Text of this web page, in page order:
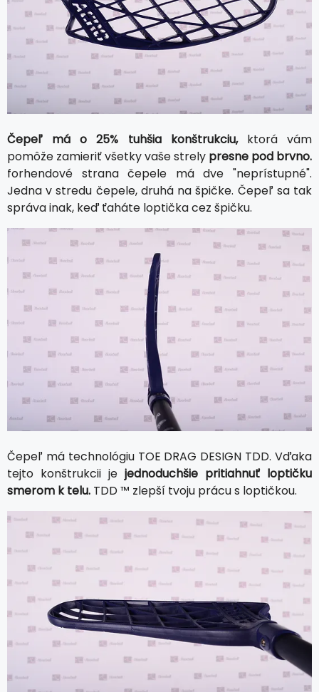
Čepeľ má o 25% tuhšia konštrukciu,ktorá vám
pomôže zamieriť všetky vaše strely presne pod brvno.
forhendové strana čepele má dve "neprístupné".
Jedna v stredu čepele, druhá na špičke. Čepeľ sa tak
správa inak, keď ťaháte loptička cez špičku.
Čepeľ má technológiu TOE DRAG DESIGN TDD. Vďaka
tejto konštrukcii je jednoduchšie pritiahnuť loptičku
smerom k telu. TDD ™ zlepší tvoju prácu s loptičkou.